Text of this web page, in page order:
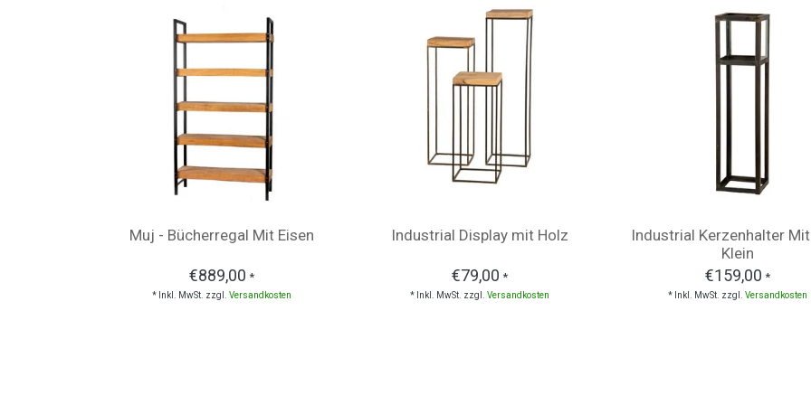
Muj - Bücherregal Mit Eisen
€889,00 *
* Inkl. MwSt. zzgl. Versandkosten
Industrial Display mit Holz
€79,00 *
* Inkl. MwSt. zzgl. Versandkosten
Industrial Kerzenhalter
Klein
€159,00 *
* Inkl. MwSt. zzgl. Versandkosten